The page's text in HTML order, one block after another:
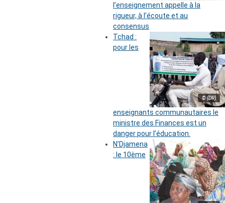
l’enseignement appelle à la
rigueur, à l’écoute et au
consensus
© (DR)
Tchad :
pour les
enseignants communautaires le
ministre des Finances est un
danger pour l’éducation.
N’Djamena
: le 10ème